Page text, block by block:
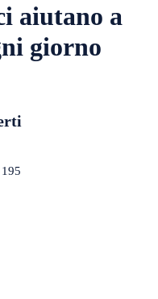
aiutano a
giorno